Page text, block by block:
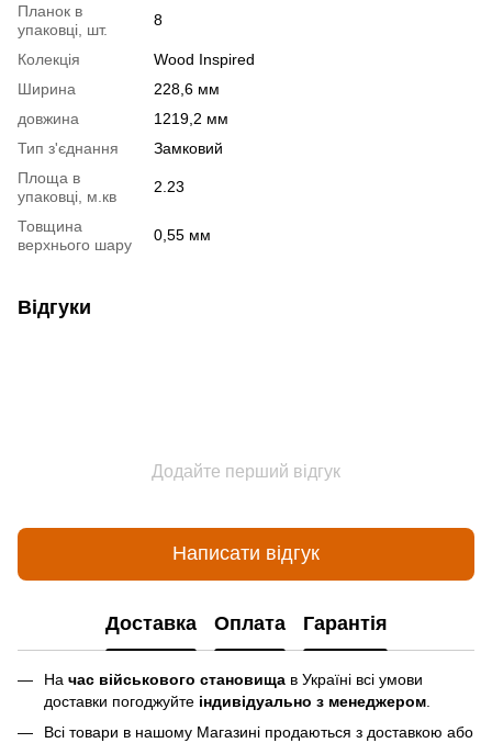
Планок в
упаковці, шт.
8
Колекція
Wood Inspired
Ширина
228,6 мм
довжина
1219,2 мм
Тип з'єднання
Замковий
Площа в
упаковці, м.кв
2.23
Товщина
верхнього шару
0,55 мм
Відгуки
Додайте перший відгук
Написати відгук
Доставка Оплата Гарантія
На час військового становища в Україні всі умови
доставки погоджуйте індивідуально з менеджером
Всі товари в нашому Магазині продаються з доставкою або